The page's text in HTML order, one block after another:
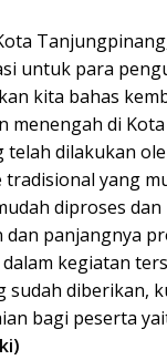
untuk para
kita bahas
menengah di
dilakukan
yang
diproses
panjangnya
kegiatan
sudah
bagi peserta